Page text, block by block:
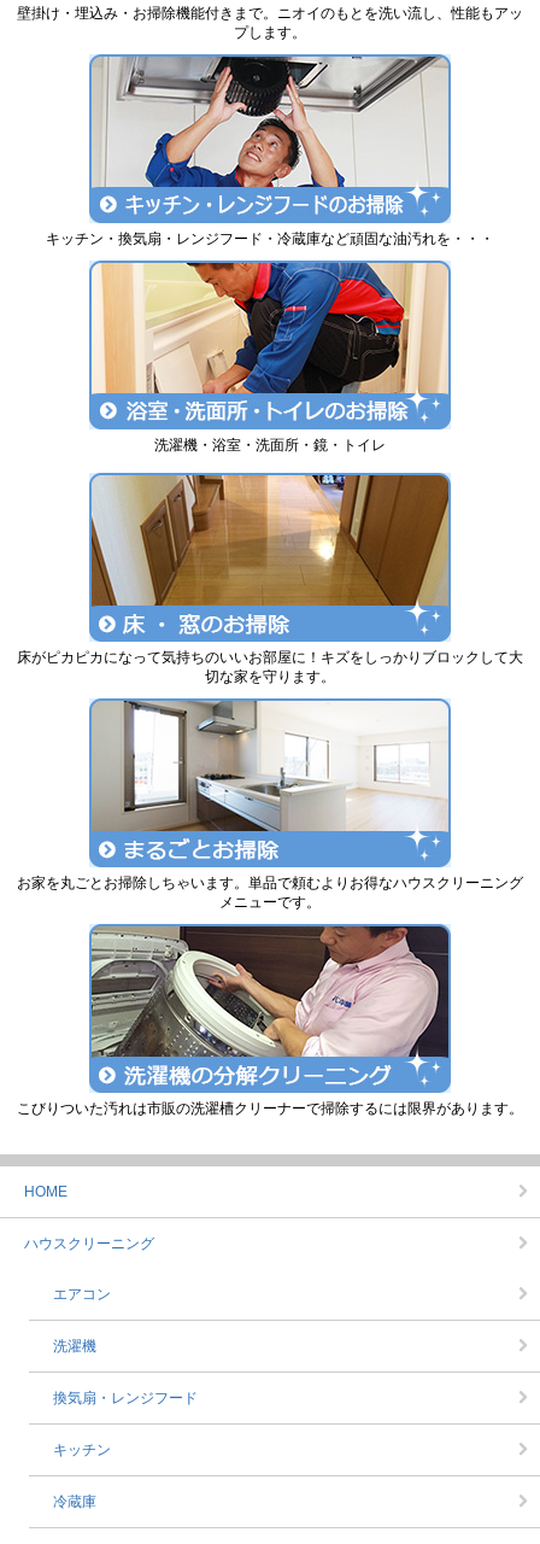
壁掛け・埋込み・お掃除機能付きまで。ニオイのもとを洗い流し、性能もアッ
プします。
キッチン・換気扇・レンジフード・冷蔵庫など頑固な油汚れを・・・
洗濯機・浴室・洗面所・鏡・トイレ
床がピカピカになって気持ちのいいお部屋に！キズをしっかりブロックして大
切な家を守ります。
お家を丸ごとお掃除しちゃいます。単品で頼むよりお得なハウスクリーニング
メニューです。
こびりついた汚れは市販の洗濯槽クリーナーで掃除するには限界があります。
HOME
ハウスクリーニング
エアコン
洗濯機
換気扇・レンジフード
キッチン
冷蔵庫